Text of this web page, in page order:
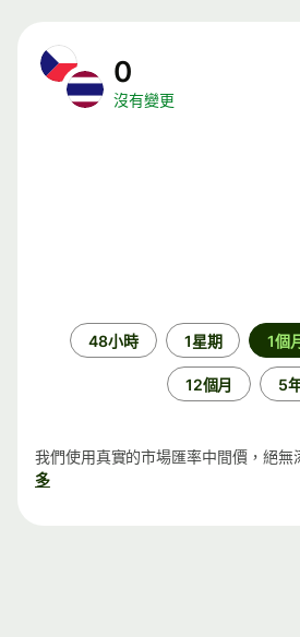
0
沒有變更
48小時 1星期 1個
12個月 5
我們使用真實的市場匯率中間價，絕無
多